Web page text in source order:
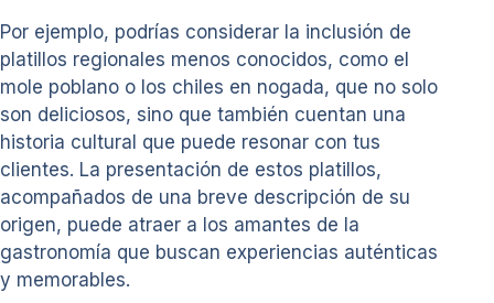
Por ejemplo, podrías considerar la inclusión de
platillos regionales menos conocidos, como el
mole poblano o los chiles en nogada, que no solo
son deliciosos, sino que también cuentan una
historia cultural que puede resonar con tus
clientes. La presentación de estos platillos,
acompañados de una breve descripción de su
origen, puede atraer a los amantes de la
gastronomía que buscan experiencias auténticas
y memorables.